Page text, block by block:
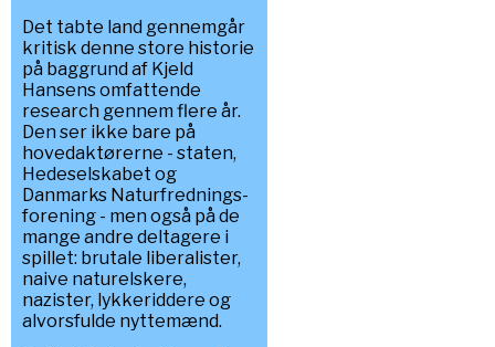
Det tabte land gennemgår
kritisk denne store historie
på baggrund af Kjeld
Hansens omfattende
research gennem flere år.
Den ser ikke bare på
hovedaktørerne - staten,
Hedeselskabet og
Danmarks Naturfrednings-
forening - men også på de
mange andre deltagere i
spillet: brutale liberalister,
naive naturelskere,
nazister, lykkeriddere og
alvorsfulde nyttemænd.